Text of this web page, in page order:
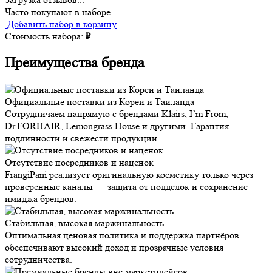
Часто покупают в наборе
Добавить набор в корзину
Стоимость набора: ₽
Преимущества бренда
Официальные поставки из Кореи и Таиланда
Сотрудничаем напрямую с брендами Klairs, I’m From,
Dr.FORHAIR, Lemongrass House и другими. Гарантия
подлинности и свежести продукции.
Отсутствие посредников и наценок
FrangiPani реализует оригинальную косметику только через
проверенные каналы — защита от подделок и сохранение
имиджа брендов.
Стабильная, высокая маржинальность
Оптимальная ценовая политика и поддержка партнёров
обеспечивают высокий доход и прозрачные условия
сотрудничества.